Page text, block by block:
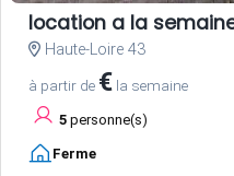
location a la
Haute-Loire 43
à partir de € la semaine
5 personne(s)
Ferme